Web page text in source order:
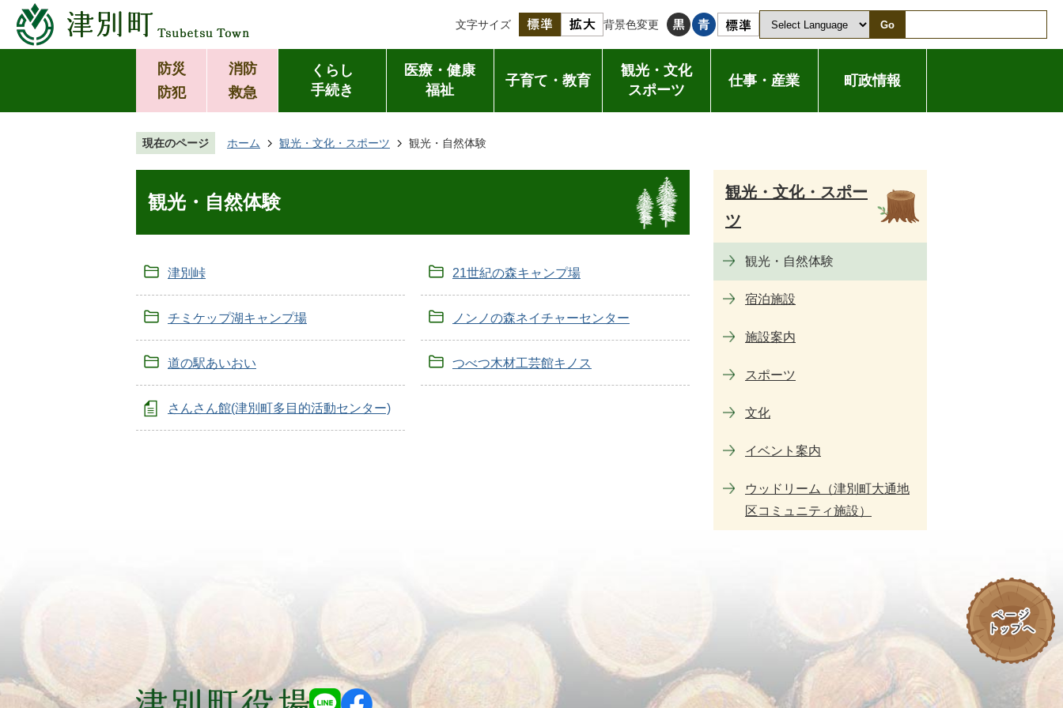
文字サイズ 背景色変更 Go
防災
防犯
消防
救急
くらし
手続き
医療・健康
福祉
子育て・教育
観光・文化
スポーツ
仕事・産業 町政情報
現在のページ ホーム 観光・文化・スポーツ 観光・自然体験
観光・自然体験
津別峠 21世紀の森キャンプ場
チミケップ湖キャンプ場 ノンノの森ネイチャーセンター
道の駅あいおい つべつ木材工芸館キノス
さんさん館(津別町多目的活動センター)
観光・文化・スポー
ツ
観光・自然体験
宿泊施設
施設案内
スポーツ
文化
イベント案内
ウッドリーム（津別町大通地
区コミュニティ施設）